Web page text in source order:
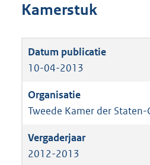
Kamerstuk
10-04-2013
Tweede Kamer der Staten-
2012-2013